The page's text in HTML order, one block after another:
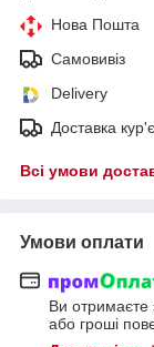
Нова Пошта
Самовивіз
Delivery
Доставка
Всі умови
Умови оплати
Ви отримаєте
або гроші